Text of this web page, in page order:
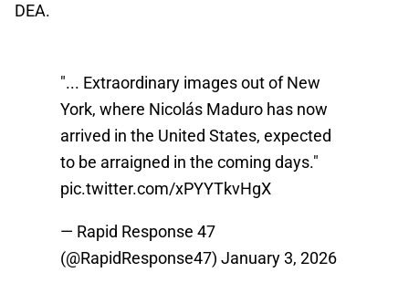
DEA.
"... Extraordinary images out of New
York, where Nicolás Maduro has now
arrived in the United States, expected
to be arraigned in the coming days."
pic.twitter.com/xPYYTkvHgX
— Rapid Response 47
(@RapidResponse47) January 3, 2026